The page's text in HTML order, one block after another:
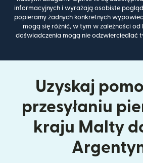
informacyjnych i wyrażają osobiste
popieramy żadnych konkretnych
mogą się różnić, w tym w zależności
doświadczenia mogą nie odzwierciedlać
Uzyskaj
przesyłaniu
kraju Malty